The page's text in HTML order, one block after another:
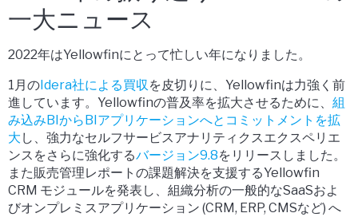
一大ニュース
2022年はYellowfinにとって忙しい年になりました。
1月の Idera社による買収を皮切りに、Yellowfinは力強く前
進しています。Yellowfinの普及率を拡大させるために、 組
み込みBIからBIアプリケーションへとコミットメントを拡
大 し、強力なセルフサービスアナリティクスエクスペリエ
ンスをさらに強化するバージョン9.8をリリースしました。
また販売管理レポートの課題解決を支援するYellowfin
CRM モジュールを発表し、組織分析の一般的なSaaSおよ
びオンプレミスアプリケーション (CRM, ERP, CMSなど) へ